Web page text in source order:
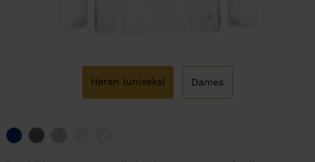
Heren (uniseks) Dames